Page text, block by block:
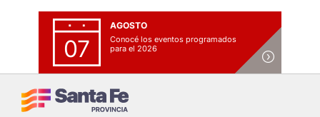
07
AGOSTO
Conocé los eventos programados
para el 2026